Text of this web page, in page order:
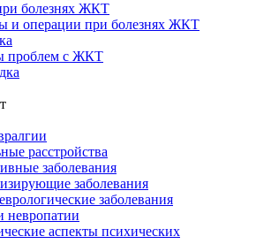
болезнях ЖКТ
и операции при болезнях ЖКТ
проблем с ЖКТ
расстройства
заболевания
заболевания
заболевания
невропатии
аспекты психических